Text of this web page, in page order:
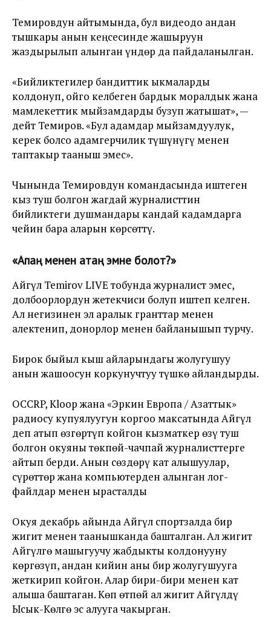
Темировдун айтымында, бул видеодо андан
тышкары анын кеңсесинде жашыруун
жаздырылып алынган үндөр да пайдаланылган.
«Бийликтегилер бандиттик ыкмаларды
колдонуп, ойго келбеген бардык моралдык жана
мамлекеттик мыйзамдарды бузуп жатышат», —
дейт Темиров. «Бул адамдар мыйзамдуулук,
керек болсо адамгерчилик түшүнүгү менен
таптакыр тааныш эмес».
Чынында Темировдун командасында иштеген
кыз туш болгон жагдай журналисттин
бийликтеги душмандары кандай кадамдарга
чейин бара аларын көрсөттү.
«Апаң менен атаң эмне болот?»
Айгүл Temirov LIVE тобунда журналист эмес,
долбоорлордун жетекчиси болуп иштеп келген.
Ал негизинен эл аралык гранттар менен
алектенип, донорлор менен байланышып турчу.
Бирок быйыл кыш айларындагы жолугушуу
анын жашоосун коркунучтуу түшкө айландырды.
OCCRP, Kloop жана «Эркин Европа / Азаттык»
радиосу купуялуугун коргоо максатында Айгүл
деп атып өзгөртүп койгон кызматкер өзү туш
болгон окуяны төкпөй-чачпай журналисттерге
айтып берди. Анын сөздөрү кат алышуулар,
сүрөттөр жана компьютерден алынган лог-
файлдар менен ырасталды
Окуя декабрь айында Айгүл спортзалда бир
жигит менен таанышканда башталган. Ал жигит
Айгүлгө машыгуучу жабдыкты колдонууну
көргөзүп, андан кийин аны бир жолугушууга
жеткирип койгон. Алар бири-бири менен кат
алыша баштаган. Көп өтпөй ал жигит Айгүлдү
Ысык-Көлгө эс алууга чакырган.